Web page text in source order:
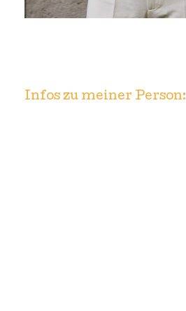
Infos zu meiner Person: